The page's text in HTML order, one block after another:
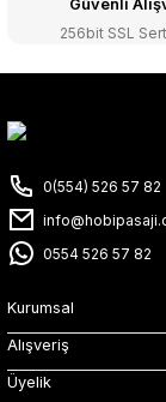
Güvenli
256bit SSL
0(554) 526 57 82
0554 526 57 82
Kurumsal
Alışveriş
Üyelik